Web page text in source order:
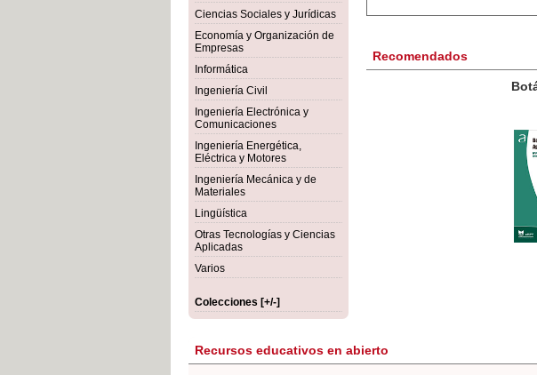
Ciencias Sociales y Jurídicas
Economía y Organización de
Empresas
Informática
Ingeniería Civil
Ingeniería Electrónica y
Comunicaciones
Ingeniería Energética,
Eléctrica y Motores
Ingeniería Mecánica y de
Materiales
Lingüística
Otras Tecnologías y Ciencias
Aplicadas
Varios
Colecciones [+/-]
Recomendados
Botánica Agroalimentaria
Recursos educativos en abierto